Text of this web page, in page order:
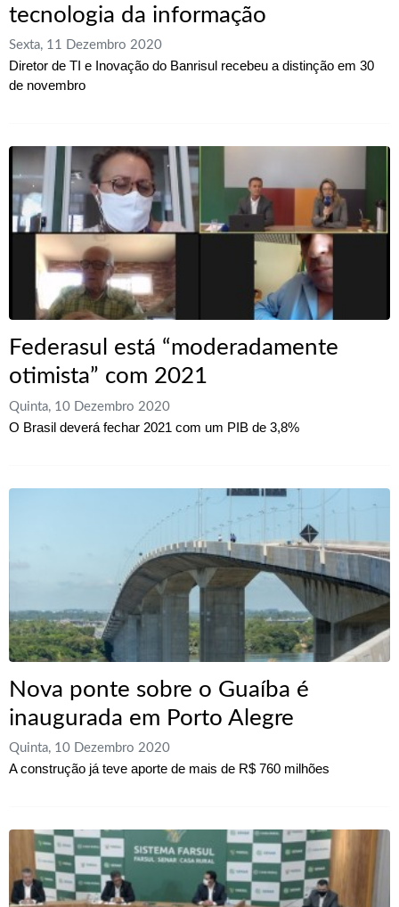
tecnologia da informação
Sexta, 11 Dezembro 2020
Diretor de TI e Inovação do Banrisul recebeu a distinção em 30
de novembro
Federasul está “moderadamente
otimista” com 2021
Quinta, 10 Dezembro 2020
O Brasil deverá fechar 2021 com um PIB de 3,8%
Nova ponte sobre o Guaíba é
inaugurada em Porto Alegre
Quinta, 10 Dezembro 2020
A construção já teve aporte de mais de R$ 760 milhões